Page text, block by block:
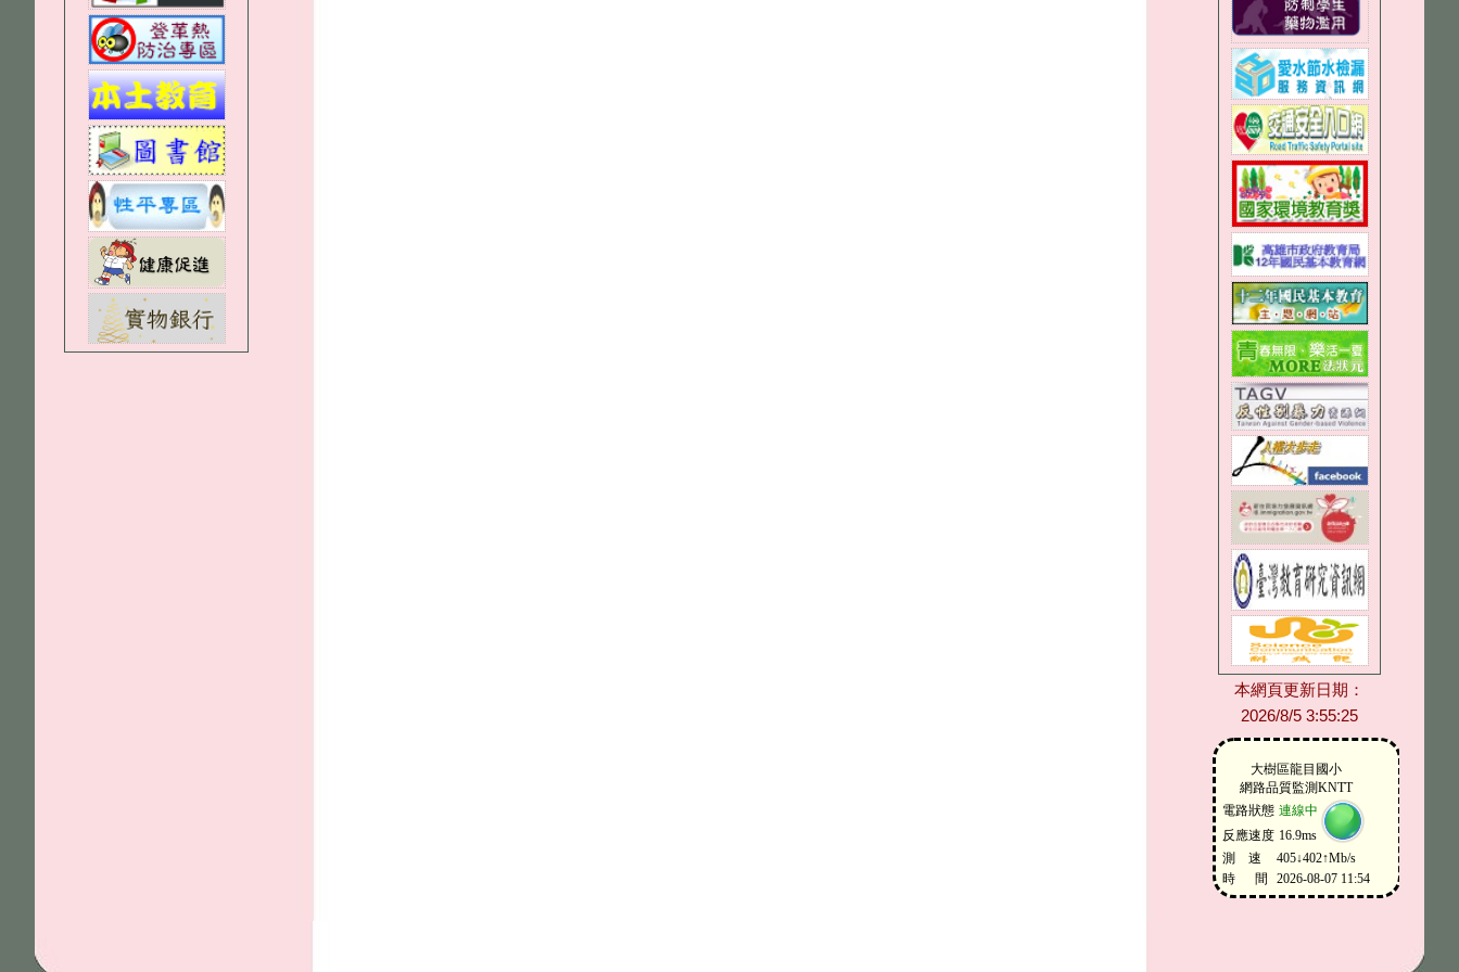
本網頁更新日期：
2026/8/5 3:55:25